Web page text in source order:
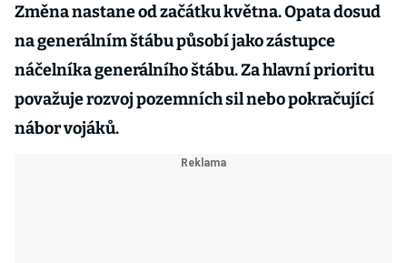
Změna nastane od začátku května. Opata dosud
na generálním štábu působí jako zástupce
náčelníka generálního štábu. Za hlavní prioritu
považuje rozvoj pozemních sil nebo pokračující
nábor vojáků.